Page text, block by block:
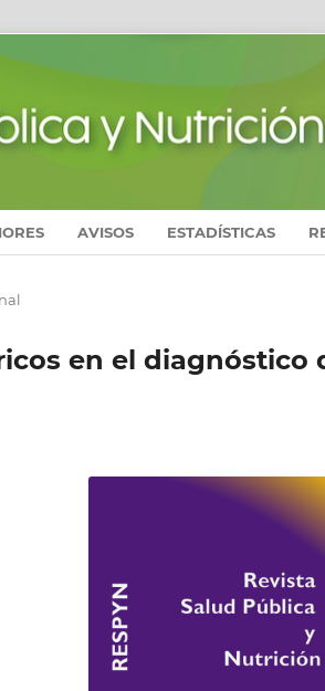
AVISOS ESTADÍSTICAS
en el diagnóstico